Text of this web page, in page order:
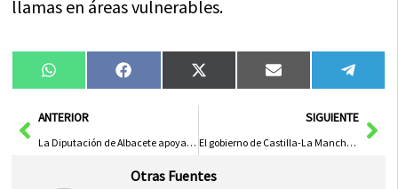
llamas en áreas vulnerables.
Compartir
en
WhatsAppCompartir
en
FacebookCompartir
en
X
(Twitter)
Compartir
en
Email
en
AntANTERIOR
La Diputación de Albacete apoya al artesanado en la XXIV Feria ‘ARTESANA’
SIGUIENTE
El gobierno de Castilla-La Mancha apoya el sector artesano de Albacete con la iniciativa Legado Artesano
Otras Fuentes